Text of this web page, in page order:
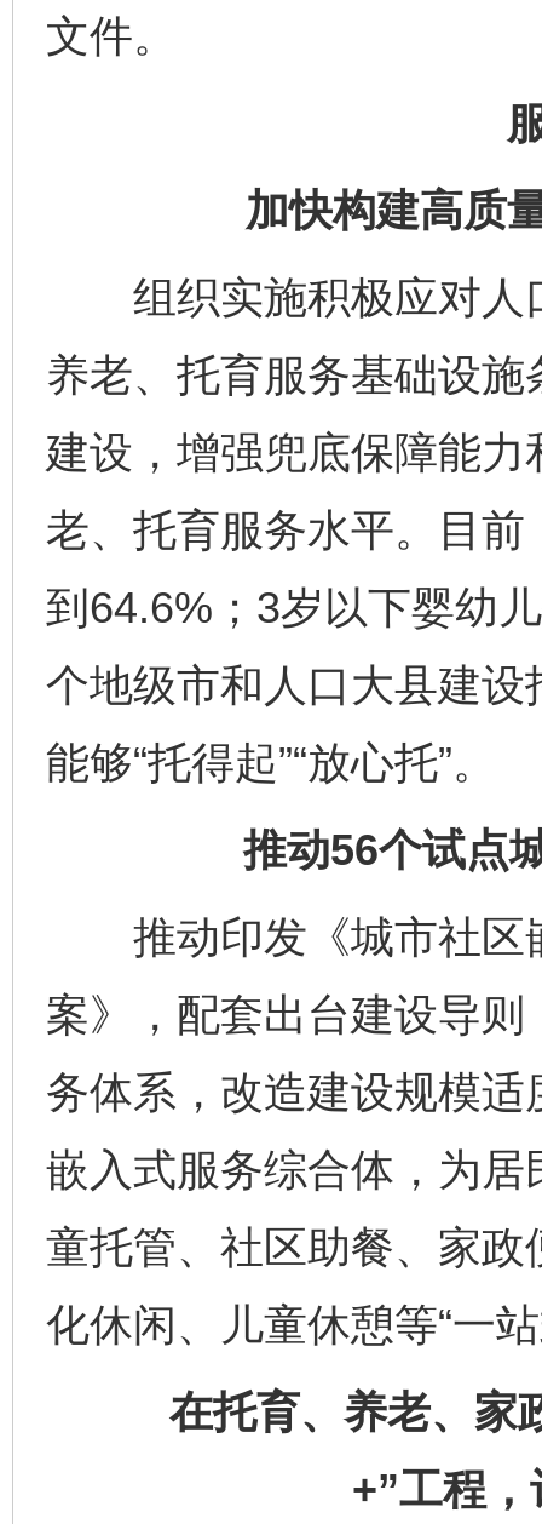
文件。
加快构建高质
组织实施积极应对人
养老、托育服务基础设
建设，增强兜底保障能
老、托育服务水平。目
到64.6%；3岁以下婴幼
个地级市和人口大县建
能够“托得起”“放心托”。
推动56个试点
推动印发《城市社区
案》，配套出台建设导
务体系，改造建设规模
嵌入式服务综合体，为
童托管、社区助餐、家
化休闲、儿童休憩等“一
在托育、养老、家
+”工程